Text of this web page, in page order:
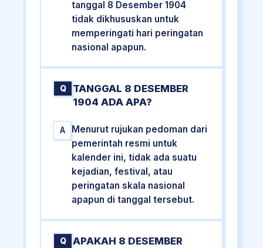
tanggal 8 Desember 1904
tidak dikhususkan untuk
memperingati hari peringatan
nasional apapun.
Q
TANGGAL 8 DESEMBER
1904 ADA APA?
A
Menurut rujukan pedoman dari
pemerintah resmi untuk
kalender ini, tidak ada suatu
kejadian, festival, atau
peringatan skala nasional
apapun di tanggal tersebut.
Q
APAKAH 8 DESEMBER